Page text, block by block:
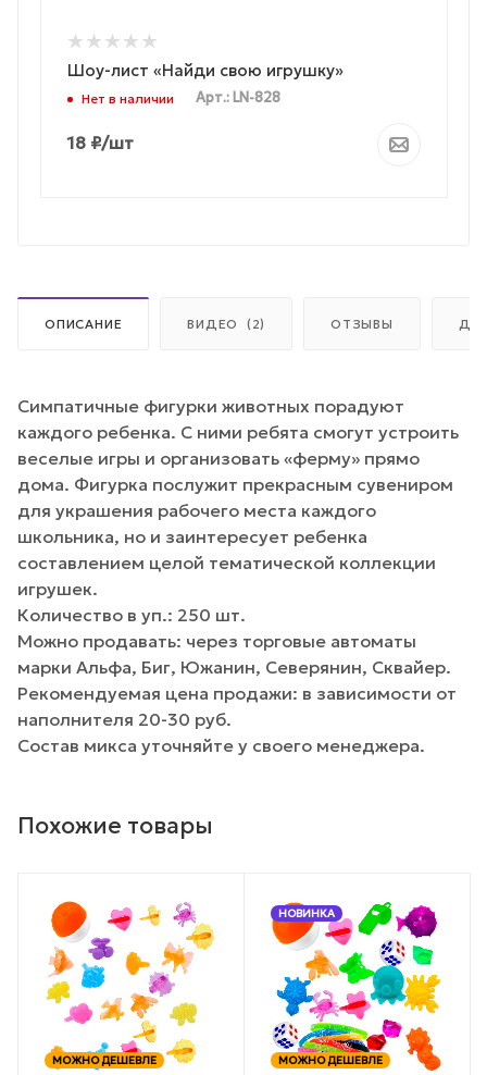
Шоу-лист «Найди свою игрушку»
Нет в наличии Арт.: LN-828
18 ₽/шт
ОПИСАНИЕ ВИДЕО (2) ОТЗЫВЫ
Симпатичные фигурки животных порадуют
каждого ребенка. С ними ребята смогут устроить
веселые игры и организовать «ферму» прямо
дома. Фигурка послужит прекрасным сувениром
для украшения рабочего места каждого
школьника, но и заинтересует ребенка
составлением целой тематической коллекции
игрушек.
Количество в уп.: 250 шт.
Можно продавать: через торговые автоматы
марки Альфа, Биг, Южанин, Северянин, Сквайер.
Рекомендуемая цена продажи: в зависимости от
наполнителя 20-30 руб.
Состав микса уточняйте у своего менеджера.
Похожие товары
МОЖНО ДЕШЕВЛЕ
НОВИНКА
МОЖНО ДЕШЕВЛЕ